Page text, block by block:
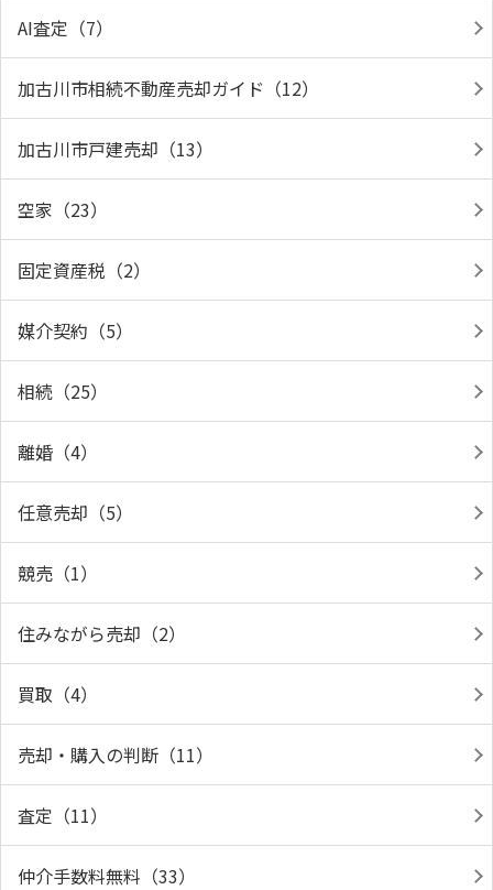
AI査定（7）
加古川市相続不動産売却ガイド（12）
加古川市戸建売却（13）
空家（23）
固定資産税（2）
媒介契約（5）
相続（25）
離婚（4）
任意売却（5）
競売（1）
住みながら売却（2）
買取（4）
売却・購入の判断（11）
査定（11）
仲介手数料無料（33）